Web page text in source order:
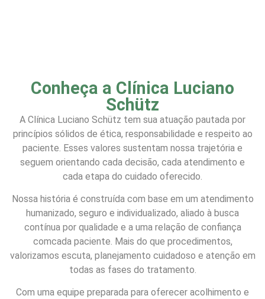
Conheça a Clínica Luciano
Schütz
A Clínica Luciano Schütz tem sua atuação pautada por
princípios sólidos de ética, responsabilidade e respeito ao
paciente. Esses valores sustentam nossa trajetória e
seguem orientando cada decisão, cada atendimento e
cada etapa do cuidado oferecido.
Nossa história é construída com base em um atendimento
humanizado, seguro e individualizado, aliado à busca
contínua por qualidade e a uma relação de confiança
comcada paciente. Mais do que procedimentos,
valorizamos escuta, planejamento cuidadoso e atenção em
todas as fases do tratamento.
Com uma equipe preparada para oferecer acolhimento e